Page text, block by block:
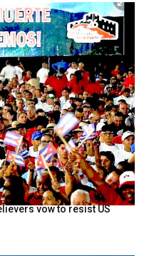
vow to resist US